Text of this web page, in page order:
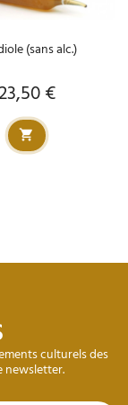
(sans alc.)
Prix €
culturels des
newsletter.